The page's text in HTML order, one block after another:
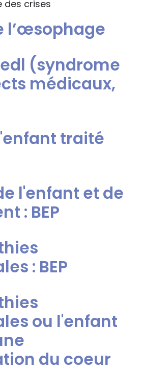
des crises
l’œsophage
(syndrome
médicaux,
traité
l'enfant et de
: BEP
: BEP
ou l'enfant
du coeur